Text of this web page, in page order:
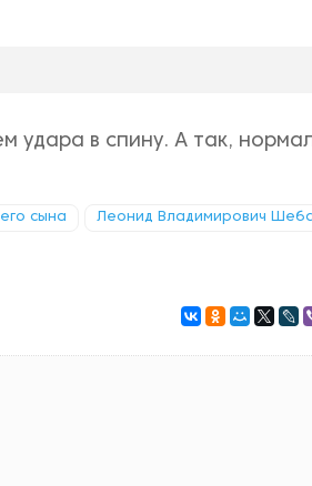
удара в спину. А так,
сына Леонид Владимирович